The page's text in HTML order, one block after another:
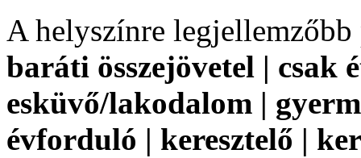
A helyszínre
baráti összejövetel | csak
esküvő/lakodalom |
évforduló | keresztelő |